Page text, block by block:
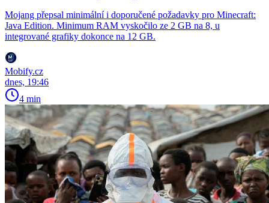
Mojang přepsal minimální i doporučené požadavky pro Minecraft:
Java Edition. Minimum RAM vyskočilo ze 2 GB na 8, u
integrované grafiky dokonce na 12 GB.
Mobify.cz
dnes, 19:46
4 min